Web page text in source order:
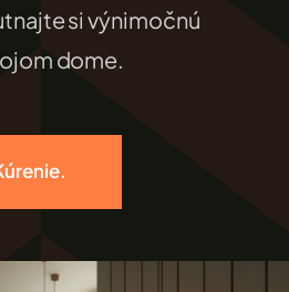
si výnimočnú
dome.